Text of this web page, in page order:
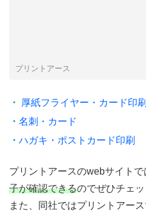
プリントアース
厚紙フライヤー・カード印
名刺・カード
ハガキ・ポストカード印刷
プリントアースのwebサイトで
子が確認できるのでぜひチェッ
また、同社ではプリントアー